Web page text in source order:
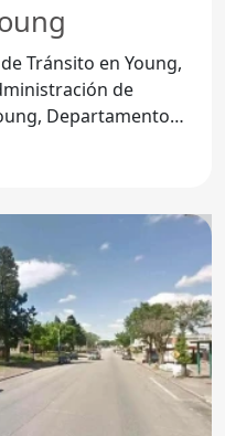
Tránsito en Young,
Departamento